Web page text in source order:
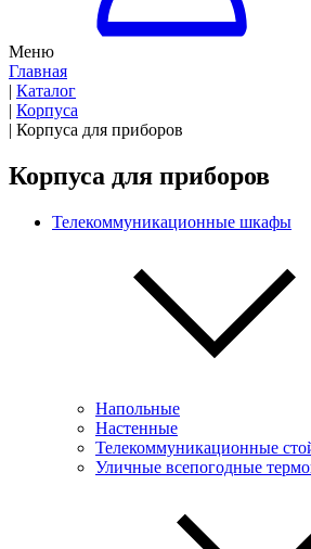
Меню
Главная
| Каталог
| Корпуса
| Корпуса для приборов
Корпуса для приборов
Телекоммуникационные шкафы
Напольные
Настенные
Телекоммуникационные
Уличные всепогодные